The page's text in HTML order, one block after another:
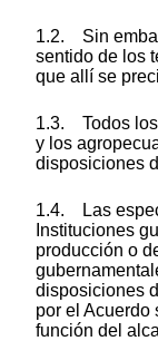
1.2. Sin
sentido de los
que allí se
1.3. Todos los
y los
disposiciones
1.4. Las
Instituciones
producción o
disposiciones
por el Acuerdo
función del